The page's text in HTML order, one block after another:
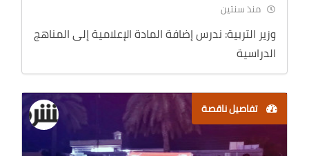
منذ سنتين
وزير التربية: ندرس إضافة المادة الإعلامية إلى المناهج
الدراسية
تفاصيل ناقصة